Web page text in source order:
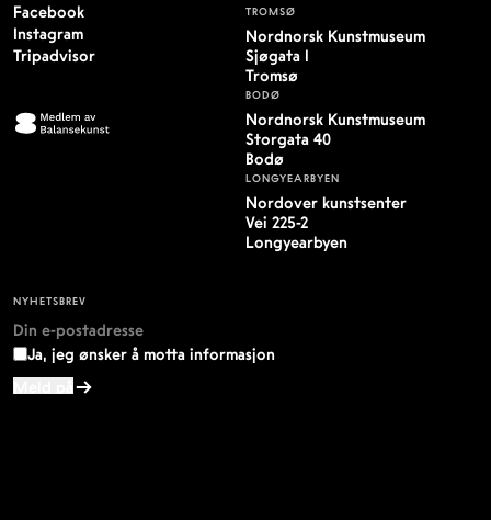
Facebook
Instagram
Tripadvisor
NYHETSBREV
Ja, jeg ønsker å motta informasjon
TROMSØ
Nordnorsk Kunstmuseum
Sjøgata 1
Tromsø
BODØ
Nordnorsk Kunstmuseum
Storgata 40
Bodø
LONGYEARBYEN
Nordover kunstsenter
Vei 225-2
Longyearbyen